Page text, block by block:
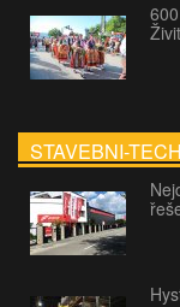
STAVEBNI-